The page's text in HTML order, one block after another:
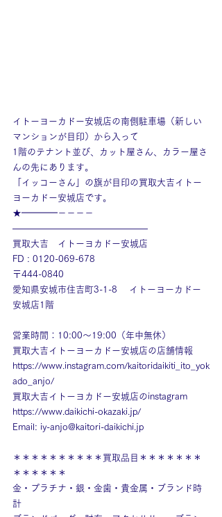
イトーヨーカドー安城店の南側駐車場（新しい
マンションが目印）から入って
1階のテナント並び、カット屋さん、カラー屋さ
んの先にあります。
「イッコーさん」の旗が目印の買取大吉イトー
ヨーカドー安城店です。
★━━━━－－－－
———————————————
買取大吉　イトーヨカドー安城店
FD : 0120-069-678
〒444-0840
愛知県安城市住吉町3-1-8　 イトーヨーカドー
安城店1階
営業時間：10:00～19:00（年中無休）
買取大吉イトーヨーカドー安城店の店舗情報
https://www.instagram.com/kaitoridaikiti_ito_yok
ado_anjo/
買取大吉イトーヨカドー安城店のinstagram
https://www.daikichi-okazaki.jp/
Email: iy-anjo@kaitori-daikichi.jp
＊＊＊＊＊＊＊＊＊＊買取品目＊＊＊＊＊＊＊
＊＊＊＊＊＊
金・プラチナ・銀・金歯・貴金属・ブランド時
計